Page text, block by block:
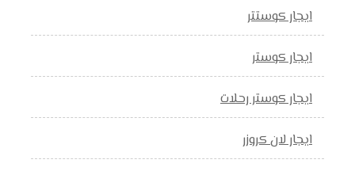
ايجار كوستتر
ايجار كوستر
ايجار كوستر رحلات
ايجار لان كروزر